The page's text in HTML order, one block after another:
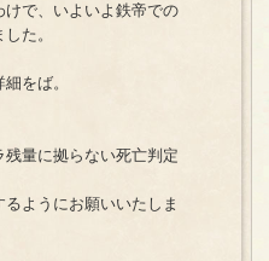
で、いよいよ鉄帝での
た。
をば。
量に拠らない死亡判定
ようにお願いいたしま